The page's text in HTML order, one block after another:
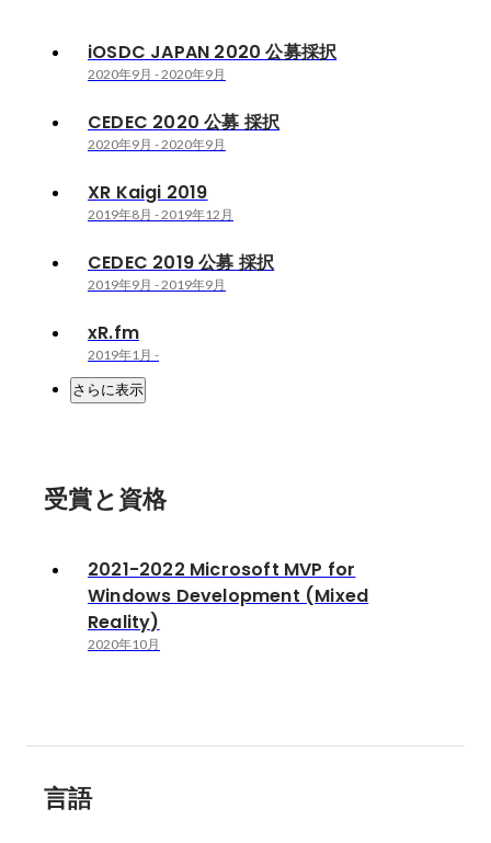
iOSDC JAPAN 2020 公募採択
2020年9月 -2020年9月
CEDEC 2020 公募 採択
2020年9月 -2020年9月
XR Kaigi 2019
2019年8月 -2019年12月
CEDEC 2019 公募 採択
2019年9月 -2019年9月
xR.fm
2019年1月 -
さらに表示
受賞と資格
2021-2022 Microsoft MVP for
Windows Development (Mixed
Reality)
2020年10月
言語